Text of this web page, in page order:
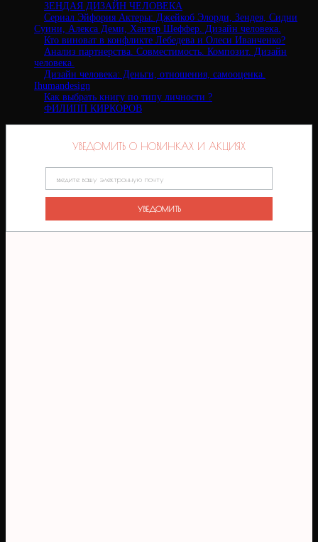
ЗЕНДАЯ ДИЗАЙН ЧЕЛОВЕКА
Сериал Эйфория Актеры: Джейкоб Элорди, Зендея, Сидни
Суини, Алекса Деми, Хантер Шеффер. Дизайн человека.
Кто виноват в конфликте Лебедева и Олеси Иванченко?
Анализ партнерства. Совместимость. Композит. Дизайн
человека.
Дизайн человека: Деньги, отношения, самооценка.
Ihumandesign
Как выбрать книгу по типу личности ?
ФИЛИПП КИРКОРОВ
УВЕДОМИТЬ О НОВИНКАХ И АКЦИЯХ